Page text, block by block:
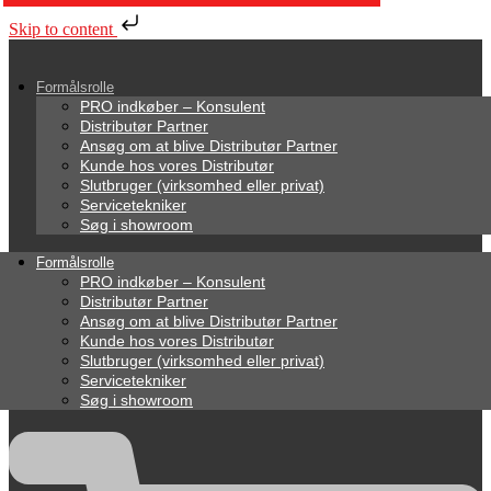
Skip to content
Formålsrolle
PRO indkøber – Konsulent
Distributør Partner
Ansøg om at blive Distributør Partner
Kunde hos vores Distributør
Slutbruger (virksomhed eller privat)
Servicetekniker
Søg i showroom
Formålsrolle
PRO indkøber – Konsulent
Distributør Partner
Ansøg om at blive Distributør Partner
Kunde hos vores Distributør
Slutbruger (virksomhed eller privat)
Servicetekniker
Søg i showroom